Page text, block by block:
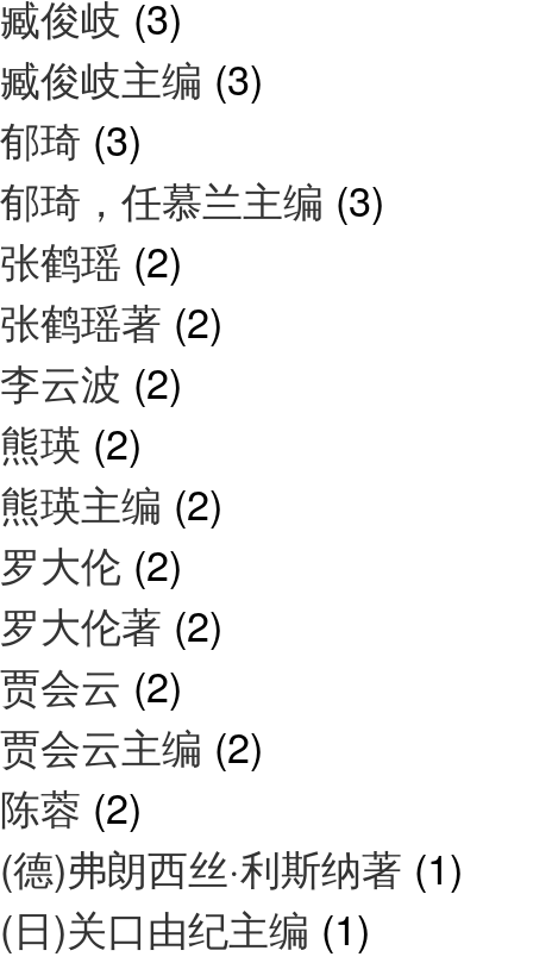
臧俊岐 (3)
臧俊岐主编 (3)
郁琦 (3)
郁琦，任慕兰主编 (3)
张鹤瑶 (2)
张鹤瑶著 (2)
李云波 (2)
熊瑛 (2)
熊瑛主编 (2)
罗大伦 (2)
罗大伦著 (2)
贾会云 (2)
贾会云主编 (2)
陈蓉 (2)
(德)弗朗西丝·利斯纳著 (1)
(日)关口由纪主编 (1)